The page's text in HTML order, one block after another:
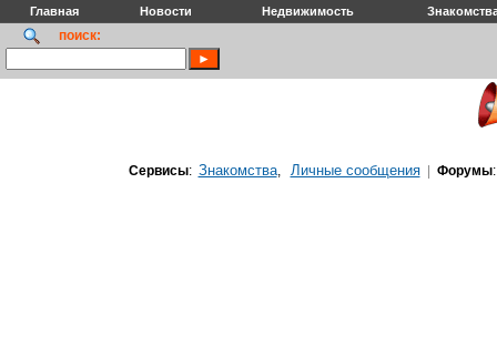
Главная Новости Недвижимость
поиск:
Сервисы: Знакомства, Личные сообщения| Форумы: